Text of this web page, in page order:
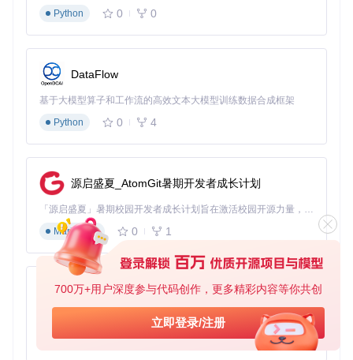
700万+用户深度参与代码创作，更多精彩内容等你共创
立即登录/注册
2. 权限配置
在系统设置中完成两项关键授权：
全盘访问权限
问，启用MIST权限
辅助功能权限：在同一面板中授予MIST辅助功能控制权限
![MIST全盘访问权限设置界面](https://raw.gitcode.com/GitHu
23cd41b5df54/README Resources/Full Disk Access.png?ut
m_source=gitcode_repo_files) 图2：macOS系统中MIST全
盘访问权限配置界面，确保工具能正常访问系统目录
首次启动后完成必要设置：
在偏好设置中选择默认下载目录（建议剩余空间>60GB）
配置更新源（普通用户推荐"标准更新目录"）
设置缓存清理策略（按大小或时间自动清理）
场景二：生产环境部署（企业级应用）
1. 定制化配置
# 创建企业配置文件
Python
0 0
DataFlow
基于大模型算子和工作流的高效文本大模型训练数据合成框架
Python
0 4
源启盛夏_AtomGit暑期开发者成长计划
「源启盛夏」暑期校园开发者成长计划旨在激活校园开源力量，通过积分激励、认证扶持、资源倾斜等形式，引导高校组织和开发者完成「入驻 — 建项目 — 做贡献 — 获认证 — 得资源」的完整闭环。无论你是想带领社团入驻平台的组织者，还是希望用代码贡献证明自己的开发者，都能在这里找到属于你的成长路径。
Markdown
0 1
py-xiaozhi
基于Python的Xiaozhi AI，适用于想要完整Xiaozhi体验而无需拥有专用硬件的用户。
Python
0 1